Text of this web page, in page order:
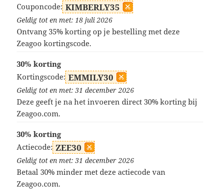
Couponcode: KIMBERLY35
Geldig tot en met: 18 juli 2026
Ontvang 35% korting op je bestelling met deze
Zeagoo kortingscode.
30% korting
Kortingscode: EMMILY30
Geldig tot en met: 31 december 2026
Deze geeft je na het invoeren direct 30% korting bij
Zeagoo.com.
30% korting
Actiecode: ZEE30
Geldig tot en met: 31 december 2026
Betaal 30% minder met deze actiecode van
Zeagoo.com.